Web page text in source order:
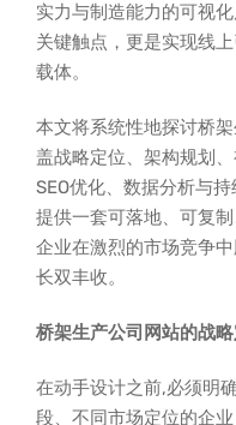
实力与制造能力的可视
关键触点，更是实现线
载体。
本文将系统性地探讨桥
盖战略定位、架构规划
SEO优化、数据分析与
提供一套可落地、可复
企业在激烈的市场竞争
长双丰收。
桥架生产公司网站的战
在动手设计之前,必须明
段、不同市场定位的企